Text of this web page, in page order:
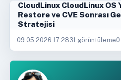
CloudLinux CloudLinux OS
Restore ve CVE Sonrası
Stratejisi
09.05.2026 17:2831 görüntüleme0